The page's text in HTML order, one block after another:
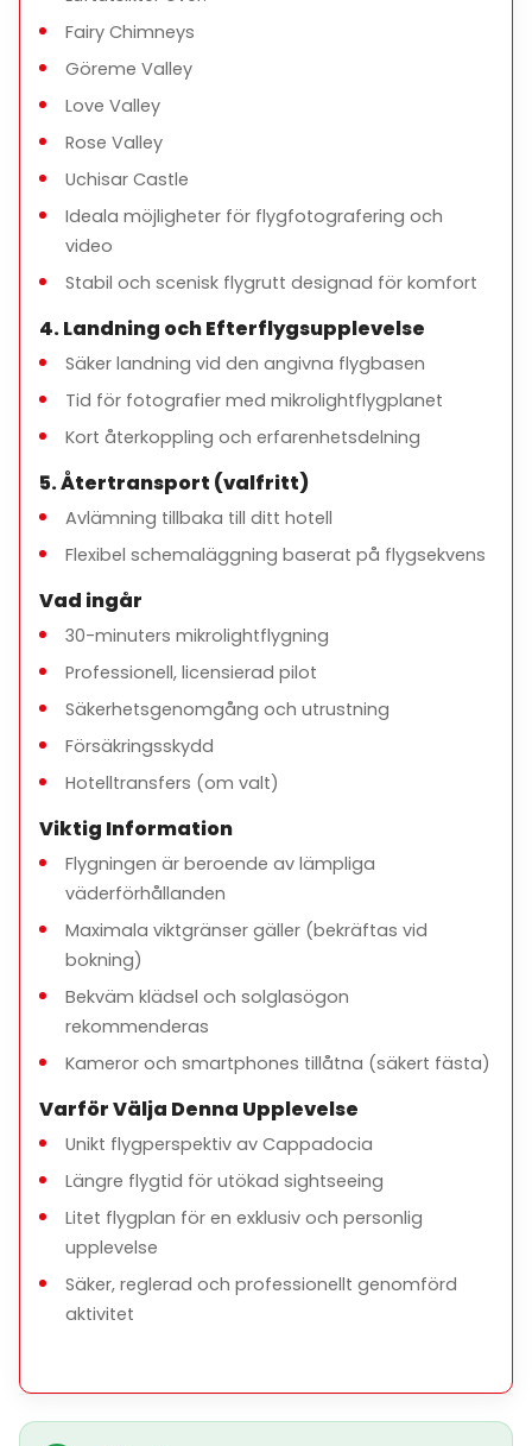
Fairy Chimneys
Göreme Valley
Love Valley
Rose Valley
Uchisar Castle
Ideala möjligheter för flygfotografering och
video
Stabil och scenisk flygrutt designad för komfort
4. Landning och Efterflygsupplevelse
Säker landning vid den angivna flygbasen
Tid för fotografier med mikrolightflygplanet
Kort återkoppling och erfarenhetsdelning
5. Återtransport (valfritt)
Avlämning tillbaka till ditt hotell
Flexibel schemaläggning baserat på flygsekvens
Vad ingår
30-minuters mikrolightflygning
Professionell, licensierad pilot
Säkerhetsgenomgång och utrustning
Försäkringsskydd
Hotelltransfers (om valt)
Viktig Information
Flygningen är beroende av lämpliga
väderförhållanden
Maximala viktgränser gäller (bekräftas vid
bokning)
Bekväm klädsel och solglasögon
rekommenderas
Kameror och smartphones tillåtna (säkert fästa)
Varför Välja Denna Upplevelse
Unikt flygperspektiv av Cappadocia
Längre flygtid för utökad sightseeing
Litet flygplan för en exklusiv och personlig
upplevelse
Säker, reglerad och professionellt genomförd
aktivitet